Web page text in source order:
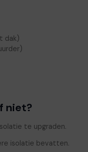
dak)
niet?
te upgraden.
isolatie bevatten.